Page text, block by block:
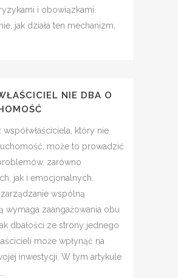
i obowiązkami.
jak działa ten mechanizm,
NIE DBA O
współwłaściciela, który nie
może to prowadzić
zarówno
jak i emocjonalnych.
wspólną
wymaga zaangażowania obu
dbałości ze strony jednego
może wpłynąć na
inwestycji. W tym artykule